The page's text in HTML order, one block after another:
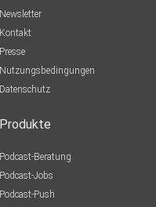
Newsletter
Kontakt
Presse
Nutzungsbedingungen
Datenschutz
Produkte
Podcast-Beratung
Podcast-Jobs
Podcast-Push